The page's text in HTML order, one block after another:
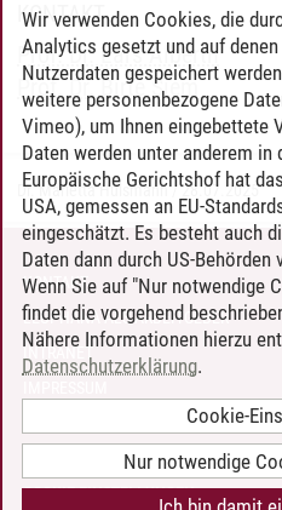
KONTAKT
Prof. Dr. Lars Alberth
Prof. Dr. Birte Siem
Dr. Marietta Hülsmann/28.07.2025
KONTAKT
LEUPHANA ALS ARBEITGEBER
INTRANET
BARRIEREFREIHEIT
COOKIE-EINSTELLUNGEN
Wir verwenden Cookies, die
Analytics gesetzt und auf
Nutzerdaten gespeichert
weitere personenbezogene
Vimeo), um Ihnen eingebettete
Daten werden unter anderem
Europäische Gerichtshof hat
USA, gemessen an EU-
eingeschätzt. Es besteht auch
Daten dann durch US-
Wenn Sie auf "Nur notwendige
findet die vorgehend
Nähere Informationen hierzu
Datenschutzerklärung.
Cookie-
Nur notwendige